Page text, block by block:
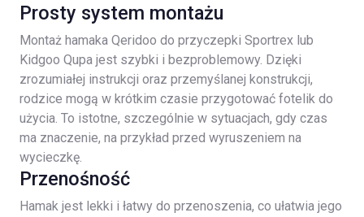
Prosty system montażu
Montaż hamaka Qeridoo do przyczepki Sportrex lub
Kidgoo Qupa jest szybki i bezproblemowy. Dzięki
zrozumiałej instrukcji oraz przemyślanej konstrukcji,
rodzice mogą w krótkim czasie przygotować fotelik do
użycia. To istotne, szczególnie w sytuacjach, gdy czas
ma znaczenie, na przykład przed wyruszeniem na
wycieczkę.
Przenośność
Hamak jest lekki i łatwy do przenoszenia, co ułatwia jego